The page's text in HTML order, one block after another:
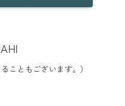
こともございます。）